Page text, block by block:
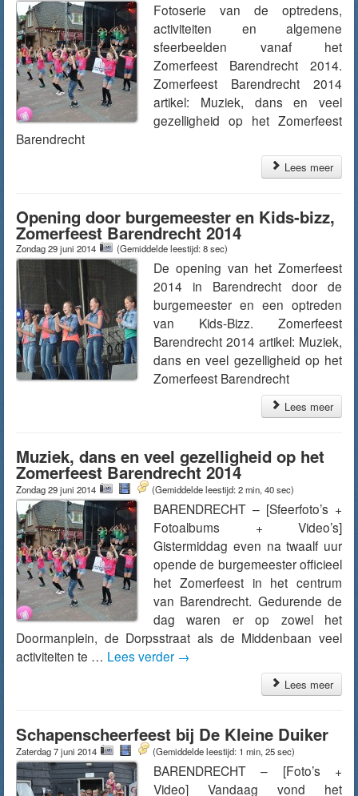
Fotoserie van de optredens,
activiteiten en algemene
sfeerbeelden vanaf het
Zomerfeest Barendrecht 2014.
Zomerfeest Barendrecht 2014
artikel: Muziek, dans en veel
gezelligheid op het Zomerfeest
Barendrecht
Lees meer
Opening door burgemeester en Kids-bizz,
Zomerfeest Barendrecht 2014
Zondag 29 juni 2014 (Gemiddelde leestijd: 8 sec)
De opening van het Zomerfeest
2014 in Barendrecht door de
burgemeester en een optreden
van Kids-Bizz. Zomerfeest
Barendrecht 2014 artikel: Muziek,
dans en veel gezelligheid op het
Zomerfeest Barendrecht
Lees meer
Muziek, dans en veel gezelligheid op het
Zomerfeest Barendrecht 2014
Zondag 29 juni 2014 (Gemiddelde leestijd: 2 min, 40 sec)
BARENDRECHT – [Sfeerfoto’s +
Fotoalbums + Video’s]
Gistermiddag even na twaalf uur
opende de burgemeester officieel
het Zomerfeest in het centrum
van Barendrecht. Gedurende de
dag waren er op zowel het
Doormanplein, de Dorpsstraat als de Middenbaan veel
activiteiten te … Lees verder →
Lees meer
Schapenscheerfeest bij De Kleine Duiker
Zaterdag 7 juni 2014 (Gemiddelde leestijd: 1 min, 25 sec)
BARENDRECHT – [Foto’s +
Video] Vandaag vond het